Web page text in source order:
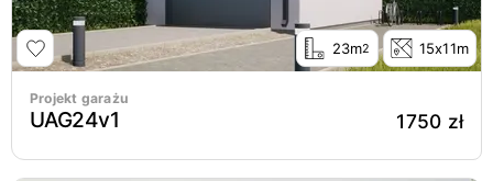
23m2 15x11m
Projekt garażu
UAG24v1 1750 zł